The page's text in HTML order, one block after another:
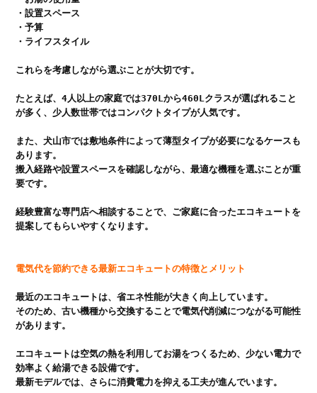
・設置スペース
・予算
・ライフスタイル
これらを考慮しながら選ぶことが大切です。
たとえば、4人以上の家庭では370Lから460Lクラスが選ばれること
が多く、少人数世帯ではコンパクトタイプが人気です。
また、犬山市では敷地条件によって薄型タイプが必要になるケースも
あります。
搬入経路や設置スペースを確認しながら、最適な機種を選ぶことが重
要です。
経験豊富な専門店へ相談することで、ご家庭に合ったエコキュートを
提案してもらいやすくなります。
電気代を節約できる最新エコキュートの特徴とメリット
最近のエコキュートは、省エネ性能が大きく向上しています。
そのため、古い機種から交換することで電気代削減につながる可能性
があります。
エコキュートは空気の熱を利用してお湯をつくるため、少ない電力で
効率よく給湯できる設備です。
最新モデルでは、さらに消費電力を抑える工夫が進んでいます。